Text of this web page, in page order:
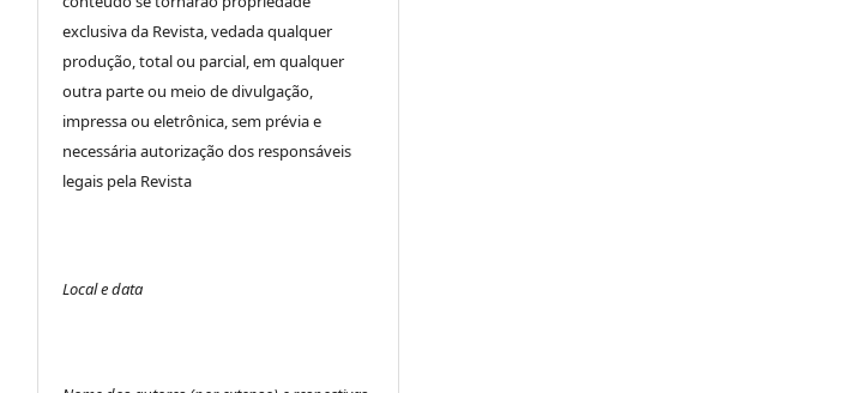
exclusiva da Revista, vedada qualquer
produção, total ou parcial, em qualquer
outra parte ou meio de divulgação,
impressa ou eletrônica, sem prévia e
necessária autorização dos responsáveis
legais pela Revista
Local e data